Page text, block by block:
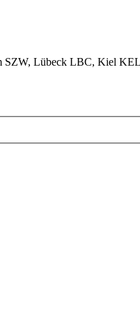
Lübeck LBC, Kiel